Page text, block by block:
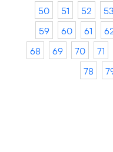
50
51 52 53
59
60 61
68
69 70 71
78